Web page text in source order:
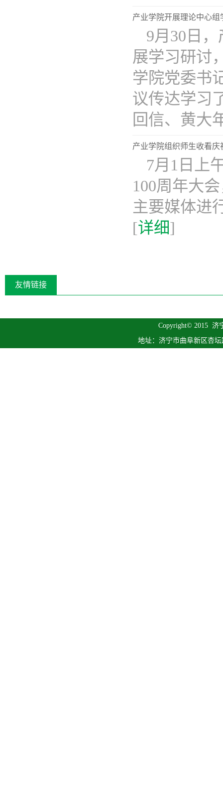
产业学院开展理论中心组
9月30日
展学习研讨
学院党委书
议传达学习
回信、黄大
产业学院组织师生收看
7月1日上
100周年大
主要媒体进
[详细]
友情链接
Copyright© 2015 济
地址：济宁市曲阜新区杏